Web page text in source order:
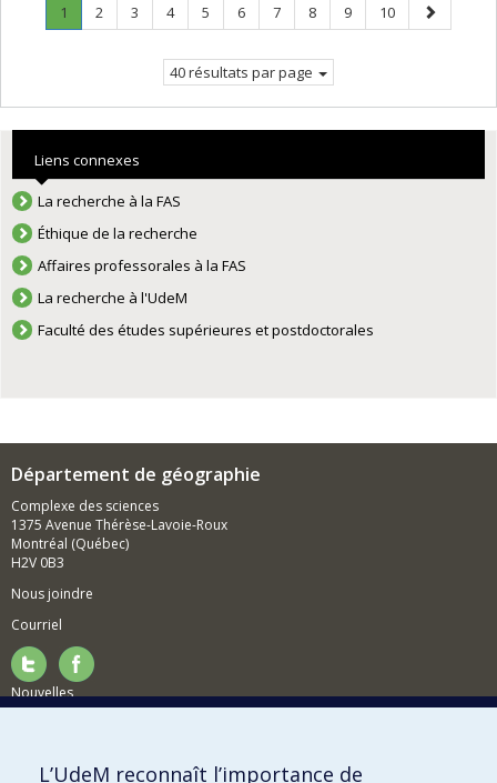
Page
1
Page
Page
2 Page
3 Page
4 Page
5 Page
6 Page
7 Page
8 Page
9 Page
10
Page
suivante
40 résultats par page
Liens connexes
La recherche à la FAS
Éthique de la recherche
Affaires professorales à la FAS
La recherche à l'UdeM
Faculté des études supérieures et postdoctorales
Département de géographie
Complexe des sciences
1375 Avenue Thérèse-Lavoie-Roux
Montréal (Québec)
H2V 0B3
Nous joindre
Courriel
Nouvelles
Comment soutenir le Département?
L’UdeM reconnaît l’importance de